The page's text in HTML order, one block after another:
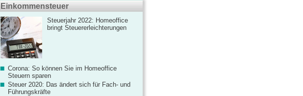
Einkommensteuer
Steuerjahr 2022: Homeoffice
bringt Steuererleichterungen
Corona: So können Sie im Homeoffice
Steuern sparen
Steuer 2020: Das ändert sich für Fach- und
Führungskräfte